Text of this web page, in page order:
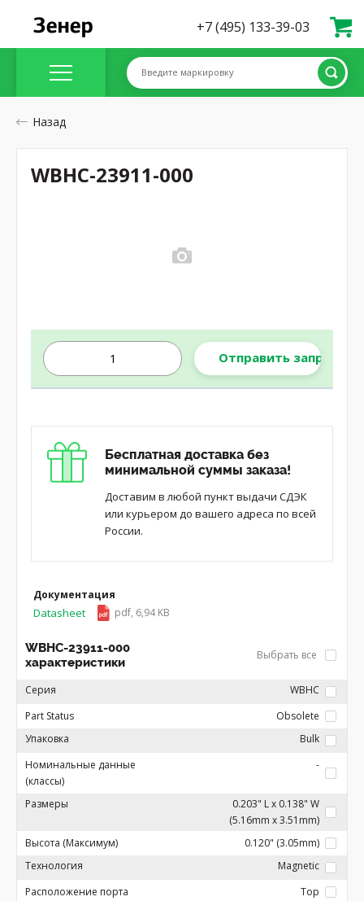
+7 (495) 133-39-03
Введите маркировку
Назад
Отправить запрос
Бесплатная доставка без
минимальной суммы заказа!
Доставим в любой пункт выдачи СДЭК
или курьером до вашего адреса по всей
России.
Документация
Datasheet pdf, 6,94 KB
WBHC-23911-000
характеристики
Выбрать все
Серия
WBHC
Part Status
Obsolete
Упаковка
Bulk
Номинальные данные
(классы)
-
Размеры
0.203" L x 0.138" W
(5.16mm x 3.51mm)
Высота (Максимум)
0.120" (3.05mm)
Технология
Magnetic
Расположение порта
Top
WBHC-23911-000